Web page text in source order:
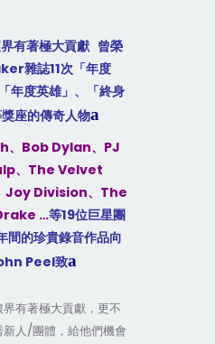
有著極大貢獻
曾榮
雜誌11次「年度
年度英雄」、「終身
座的傳奇人物a
、 Bob Dylan、 PJ
、 The Velvet
Joy Division、 The
…等19位巨星團
間的珍貴錄音作品向
Peel致a
有著極大貢獻，更不
人 / 團體，給他們機會